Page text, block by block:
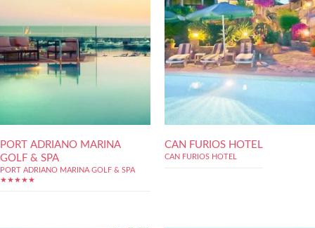
PORT ADRIANO MARINA
GOLF & SPA
PORT ADRIANO MARINA GOLF & SPA
★★★★★
CAN FURIOS HOTEL
CAN FURIOS HOTEL